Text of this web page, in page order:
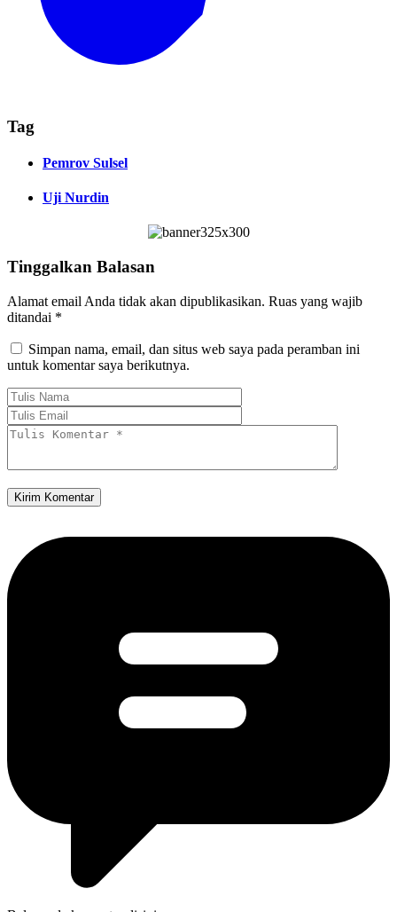
Tag
Pemrov Sulsel
Uji Nurdin
Tinggalkan Balasan
Alamat email Anda tidak akan dipublikasikan. Ruas yang wajib
ditandai *
Simpan nama, email, dan situs web saya pada peramban ini
untuk komentar saya berikutnya.